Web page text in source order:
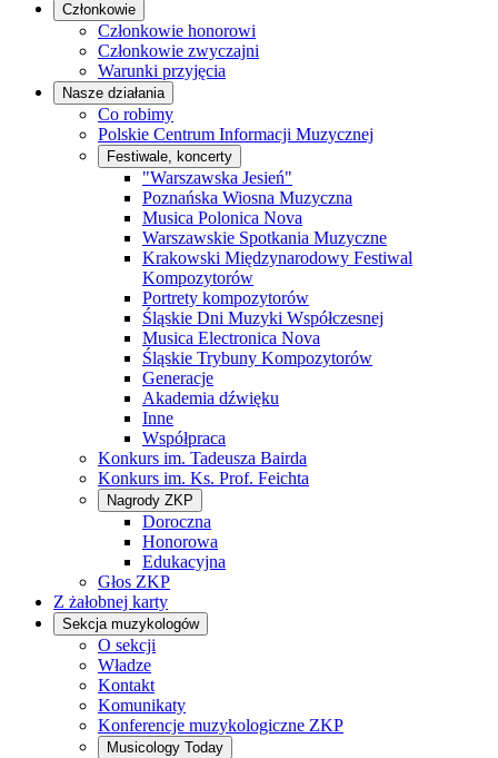
Członkowie
Członkowie honorowi
Członkowie zwyczajni
Warunki przyjęcia
Nasze działania
Co robimy
Polskie Centrum Informacji Muzycznej
Festiwale, koncerty
"Warszawska Jesień"
Poznańska Wiosna Muzyczna
Musica Polonica Nova
Warszawskie Spotkania Muzyczne
Krakowski Międzynarodowy Festiwal
Kompozytorów
Portrety kompozytorów
Śląskie Dni Muzyki Współczesnej
Musica Electronica Nova
Śląskie Trybuny Kompozytorów
Generacje
Akademia dźwięku
Inne
Współpraca
Konkurs im. Tadeusza Bairda
Konkurs im. Ks. Prof. Feichta
Nagrody ZKP
Doroczna
Honorowa
Edukacyjna
Głos ZKP
Z żałobnej karty
Sekcja muzykologów
O sekcji
Władze
Kontakt
Komunikaty
Konferencje muzykologiczne ZKP
Musicology Today